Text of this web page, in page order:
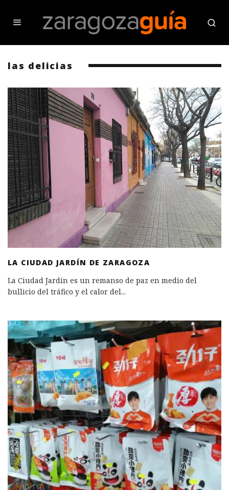
las delicias
LA CIUDAD JARDÍN DE ZARAGOZA
La Ciudad Jardín es un remanso de paz en medio del
bullicio del tráfico y el calor del...